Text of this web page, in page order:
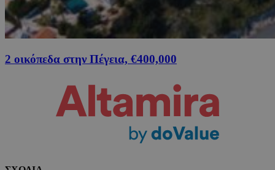
2 οικόπεδα στην Πέγεια, €400,000